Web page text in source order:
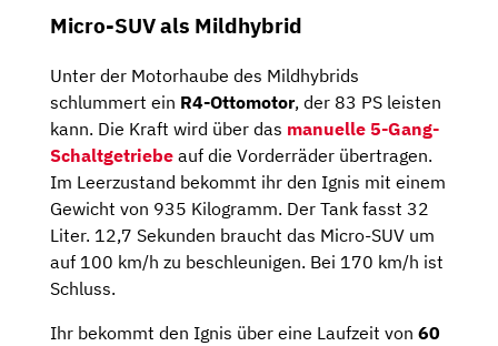
Micro-SUV als Mildhybrid
Unter der Motorhaube des Mildhybrids
schlummert ein R4-Ottomotor, der 83 PS leisten
kann. Die Kraft wird über das manuelle 5-Gang-
Schaltgetriebe auf die Vorderräder übertragen.
Im Leerzustand bekommt ihr den Ignis mit einem
Gewicht von 935 Kilogramm. Der Tank fasst 32
Liter. 12,7 Sekunden braucht das Micro-SUV um
auf 100 km/h zu beschleunigen. Bei 170 km/h ist
Schluss.
Ihr bekommt den Ignis über eine Laufzeit von 60